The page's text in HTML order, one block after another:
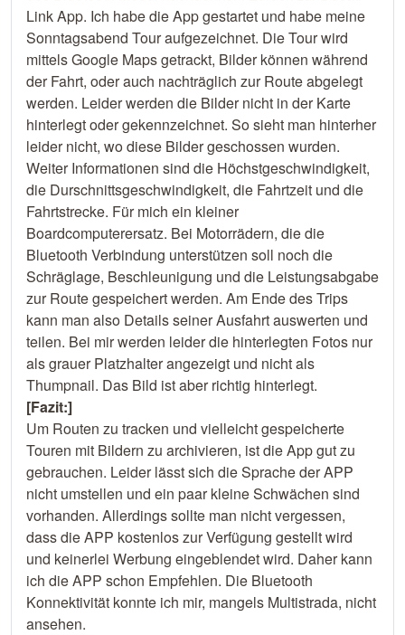
Link App. Ich habe die App gestartet und habe meine
Sonntagsabend Tour aufgezeichnet. Die Tour wird
mittels Google Maps getrackt, Bilder können während
der Fahrt, oder auch nachträglich zur Route abgelegt
werden. Leider werden die Bilder nicht in der Karte
hinterlegt oder gekennzeichnet. So sieht man hinterher
leider nicht, wo diese Bilder geschossen wurden.
Weiter Informationen sind die Höchstgeschwindigkeit,
die Durschnittsgeschwindigkeit, die Fahrtzeit und die
Fahrtstrecke. Für mich ein kleiner
Boardcomputerersatz. Bei Motorrädern, die die
Bluetooth Verbindung unterstützen soll noch die
Schräglage, Beschleunigung und die Leistungsabgabe
zur Route gespeichert werden. Am Ende des Trips
kann man also Details seiner Ausfahrt auswerten und
teilen. Bei mir werden leider die hinterlegten Fotos nur
als grauer Platzhalter angezeigt und nicht als
Thumpnail. Das Bild ist aber richtig hinterlegt.
[Fazit:]
Um Routen zu tracken und vielleicht gespeicherte
Touren mit Bildern zu archivieren, ist die App gut zu
gebrauchen. Leider lässt sich die Sprache der APP
nicht umstellen und ein paar kleine Schwächen sind
vorhanden. Allerdings sollte man nicht vergessen,
dass die APP kostenlos zur Verfügung gestellt wird
und keinerlei Werbung eingeblendet wird. Daher kann
ich die APP schon Empfehlen. Die Bluetooth
Konnektivität konnte ich mir, mangels Multistrada, nicht
ansehen.